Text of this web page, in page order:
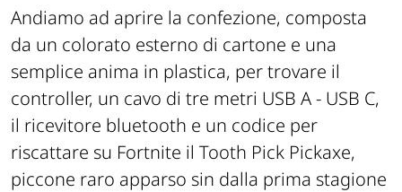
Andiamo ad aprire la confezione, composta
da un colorato esterno di cartone e una
semplice anima in plastica, per trovare il
controller, un cavo di tre metri USB A - USB C,
il ricevitore bluetooth e un codice per
riscattare su Fortnite il Tooth Pick Pickaxe,
piccone raro apparso sin dalla prima stagione